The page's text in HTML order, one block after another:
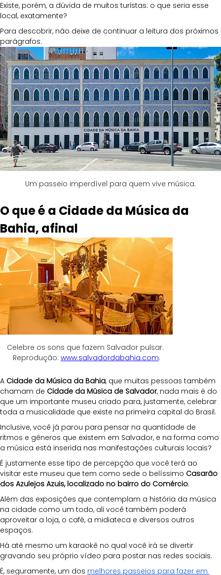
Existe, porém, a dúvida de muitos turistas: o que seria esse
local, exatamente?
Para descobrir, não deixe de continuar a leitura dos próximos
parágrafos.
Um passeio imperdível para quem vive música.
O que é a Cidade da Música da
Bahia, afinal
Celebre os sons que fazem Salvador pulsar.
Reprodução: www.salvadordabahia.com.
A Cidade da Música da Bahia, que muitas pessoas também
chamam de Cidade da Música de Salvador, nada mais é do
que um importante museu criado para, justamente, celebrar
toda a musicalidade que existe na primeira capital do Brasil.
Inclusive, você já parou para pensar na quantidade de
ritmos e gêneros que existem em Salvador, e na forma como
a música está inserida nas manifestações culturais locais?
É justamente esse tipo de percepção que você terá ao
visitar este museu que tem como sede o belíssimo Casarão
dos Azulejos Azuis, localizado no bairro do Comércio.
Além das exposições que contemplam a história da música
na cidade como um todo, ali você também poderá
aproveitar a loja, o café, a midiateca e diversos outros
espaços.
Há até mesmo um karaokê no qual você irá se divertir
gravando seu próprio vídeo para postar nas redes sociais.
É, seguramente, um dos melhores passeios para fazer em